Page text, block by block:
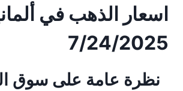
اسعار الذهب في
7/24/2025
نظرة عامة على سوق